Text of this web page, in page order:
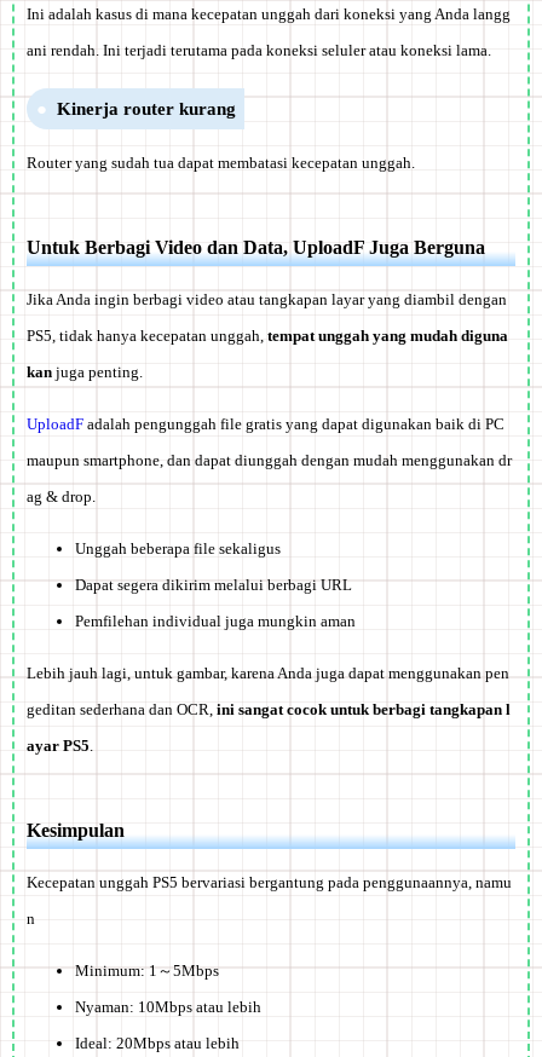
Ini adalah kasus di mana kecepatan unggah dari koneksi yang Anda langg
ani rendah. Ini terjadi terutama pada koneksi seluler atau koneksi lama.
Kinerja router kurang
Router yang sudah tua dapat membatasi kecepatan unggah.
Untuk Berbagi Video dan Data, UploadF Juga Berguna
Jika Anda ingin berbagi video atau tangkapan layar yang diambil dengan
PS5, tidak hanya kecepatan unggah, tempat unggah yang mudah diguna
kan juga penting.
UploadF adalah pengunggah file gratis yang dapat digunakan baik di PC
maupun smartphone, dan dapat diunggah dengan mudah menggunakan dr
ag & drop
Unggah beberapa file sekaligus
Dapat segera dikirim melalui berbagi URL
Pemfilehan individual juga mungkin aman
Lebih jauh lagi, untuk gambar, karena Anda juga dapat menggunakan pen
geditan sederhana dan OCR, ini sangat cocok untuk berbagi tangkapan l
ayar PS5
Kesimpulan
Kecepatan unggah PS5 bervariasi bergantung pada penggunaannya, namu
n
Minimum: 1～5Mbps
Nyaman: 10Mbps atau lebih
Ideal: 20Mbps atau lebih